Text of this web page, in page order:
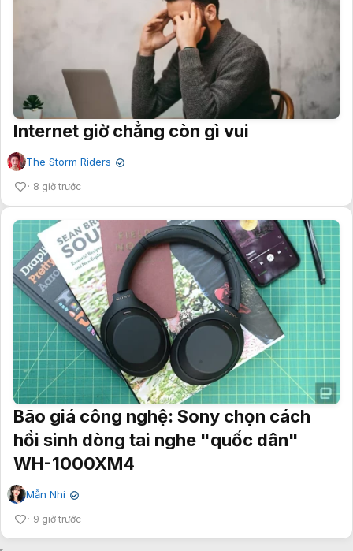
Internet giờ chẳng còn gì vui
The Storm Riders ✔
8 giờ trước
Bão giá công nghệ: Sony chọn cách
hồi sinh dòng tai nghe "quốc dân"
WH-1000XM4
Mẫn Nhi ✔
9 giờ trước